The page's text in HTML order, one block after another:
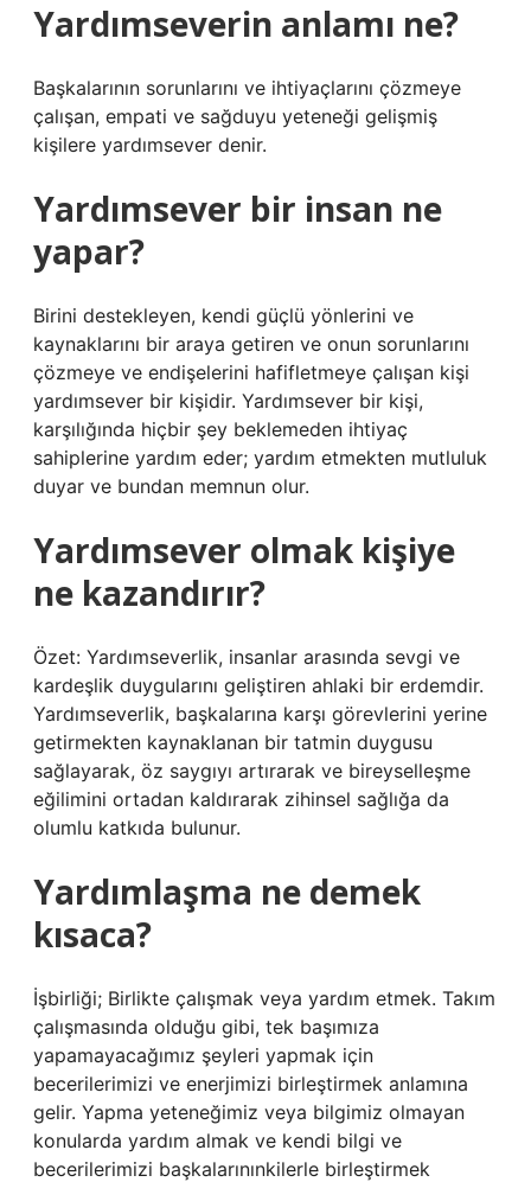
Yardımseverin anlamı ne?
Başkalarının sorunlarını ve ihtiyaçlarını çözmeye
çalışan, empati ve sağduyu yeteneği gelişmiş
kişilere yardımsever denir.
Yardımsever bir insan ne
yapar?
Birini destekleyen, kendi güçlü yönlerini ve
kaynaklarını bir araya getiren ve onun sorunlarını
çözmeye ve endişelerini hafifletmeye çalışan kişi
yardımsever bir kişidir. Yardımsever bir kişi,
karşılığında hiçbir şey beklemeden ihtiyaç
sahiplerine yardım eder; yardım etmekten mutluluk
duyar ve bundan memnun olur.
Yardımsever olmak kişiye
ne kazandırır?
Özet: Yardımseverlik, insanlar arasında sevgi ve
kardeşlik duygularını geliştiren ahlaki bir erdemdir.
Yardımseverlik, başkalarına karşı görevlerini yerine
getirmekten kaynaklanan bir tatmin duygusu
sağlayarak, öz saygıyı artırarak ve bireyselleşme
eğilimini ortadan kaldırarak zihinsel sağlığa da
olumlu katkıda bulunur.
Yardımlaşma ne demek
kısaca?
İşbirliği; Birlikte çalışmak veya yardım etmek. Takım
çalışmasında olduğu gibi, tek başımıza
yapamayacağımız şeyleri yapmak için
becerilerimizi ve enerjimizi birleştirmek anlamına
gelir. Yapma yeteneğimiz veya bilgimiz olmayan
konularda yardım almak ve kendi bilgi ve
becerilerimizi başkalarınınkilerle birleştirmek